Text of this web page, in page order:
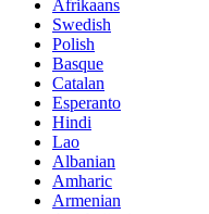
Afrikaans
Swedish
Polish
Basque
Catalan
Esperanto
Hindi
Lao
Albanian
Amharic
Armenian